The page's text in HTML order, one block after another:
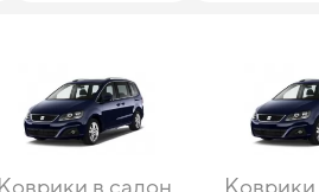
Коврики в салон
Коврики